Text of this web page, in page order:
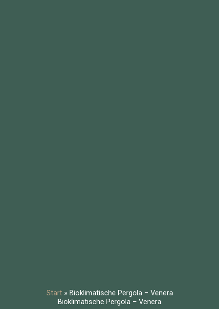
Start» Bioklimatische Pergola – Venera
Bioklimatische Pergola – Venera